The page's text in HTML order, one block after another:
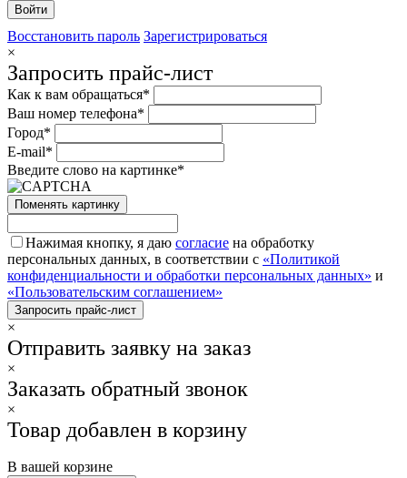
Восстановить пароль Зарегистрироваться
×
Запросить прайс-лист
Как к вам обращаться*
Ваш номер телефона*
Город*
E-mail*
Введите слово на картинке*
Поменять картинку
Нажимая кнопку, я даю согласие на обработку
персональных данных, в соответствии с «Политикой
конфиденциальности и обработки персональных данных» и
«Пользовательским соглашением»
×
Отправить заявку на заказ
×
Заказать обратный звонок
×
Товар добавлен в корзину
В вашей корзине